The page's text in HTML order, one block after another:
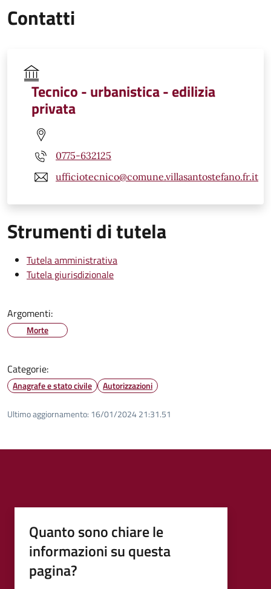
Contatti
Tecnico - urbanistica - edilizia
privata
0775-632125
ufficiotecnico@comune.villasantostefano.fr.it
Strumenti di tutela
Tutela amministrativa
Tutela giurisdizionale
Argomenti:
Morte
Categorie:
Anagrafe e stato civile Autorizzazioni
Ultimo aggiornamento: 16/01/2024 21:31.51
Quanto sono chiare le
informazioni su questa
pagina?